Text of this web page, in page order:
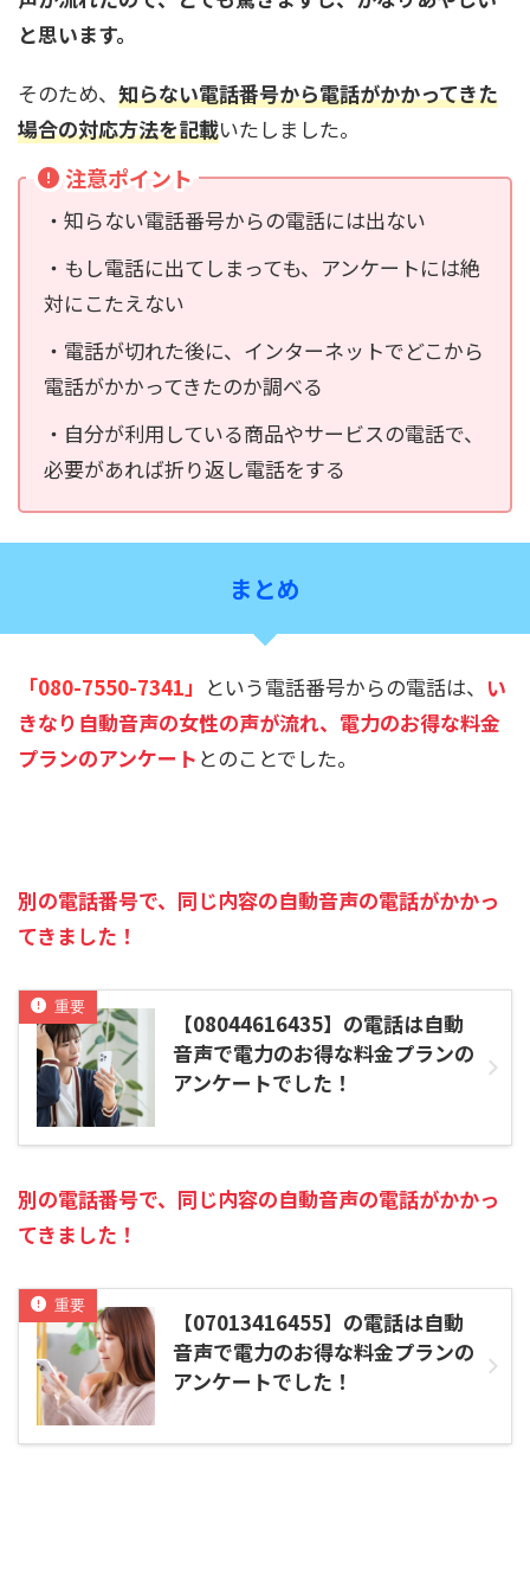
と思います。
そのため、 知らない電話番号から電話がかかってきた
場合の対応方法を記載いたしました。
注意ポイント
・知らない電話番号からの電話には出ない
・もし電話に出てしまっても、アンケートには絶
対にこたえない
・電話が切れた後に、インターネットでどこから
電話がかかってきたのか調べる
・自分が利用している商品やサービスの電話で、
必要があれば折り返し電話をする
まとめ
「080-7550-7341」 という電話番号からの電話は、 い
きなり自動音声の女性の声が流れ、電力のお得な料金
プランのアンケート とのことでした。
別の電話番号で、同じ内容の自動音声の電話がかかっ
てきました！
【08044616435】の電話は自動
音声で電力のお得な料金プランの
アンケートでした！
別の電話番号で、同じ内容の自動音声の電話がかかっ
てきました！
【07013416455】の電話は自動
音声で電力のお得な料金プランの
アンケートでした！